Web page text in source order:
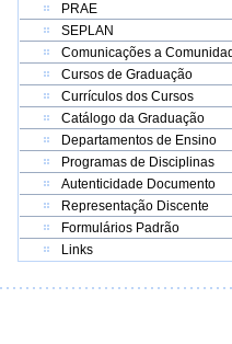
PRAE
SEPLAN
Comunicações a
Cursos de Graduação
Currículos dos Cursos
Catálogo da Graduação
Departamentos de Ensino
Programas de Disciplinas
Autenticidade Documento
Representação Discente
Formulários Padrão
Links